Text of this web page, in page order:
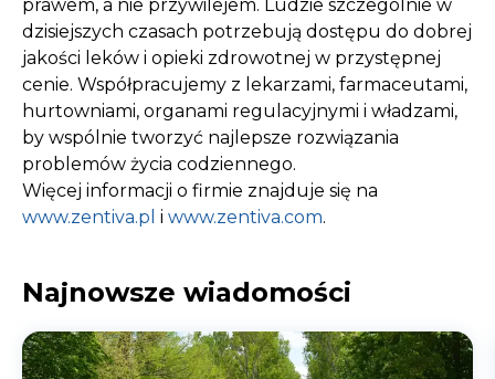
prawem, a nie przywilejem. Ludzie szczególnie w
dzisiejszych czasach potrzebują dostępu do dobrej
jakości leków i opieki zdrowotnej w przystępnej
cenie. Współpracujemy z lekarzami, farmaceutami,
hurtowniami, organami regulacyjnymi i władzami,
by wspólnie tworzyć najlepsze rozwiązania
problemów życia codziennego.
Więcej informacji o firmie znajduje się na
www.zentiva.pl i www.zentiva.com.
Najnowsze wiadomości